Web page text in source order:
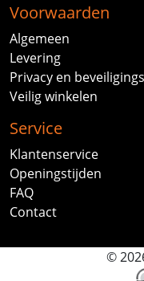
Voorwaarden
Algemeen
Levering
Privacy en
Veilig winkelen
Service
Klantenservice
Openingstijden
FAQ
Contact
©